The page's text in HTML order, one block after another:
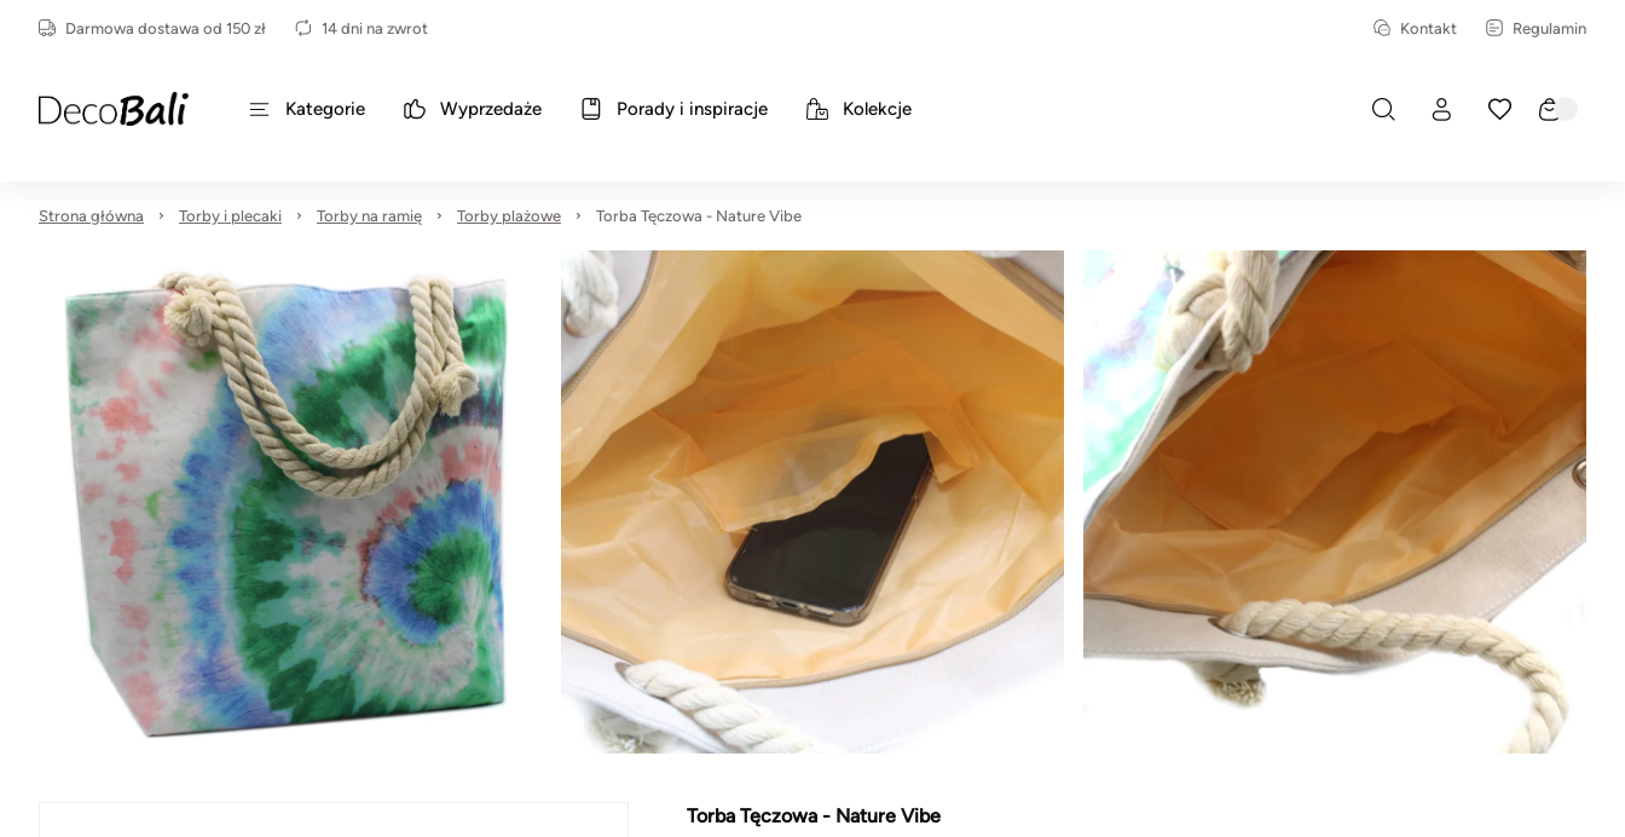
Darmowa dostawa od 150 zł 14 dni na zwrot Kontakt Regulamin
Kategorie Wyprzedaże Porady i inspiracje Kolekcje
Strona główna Torby i plecaki Torby na ramię Torby plażowe Torba Tęczowa - Nature Vibe
Torba Tęczowa - Nature Vibe